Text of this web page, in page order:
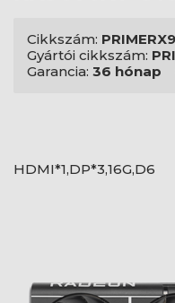
Cikkszám:
Gyártói cikkszám:
Garancia: 36 hónap
HDMI*1,DP*3,16G,D6